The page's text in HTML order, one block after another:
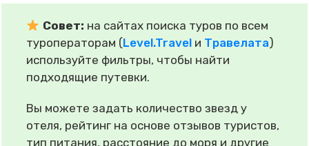
Совет: на сайтах поиска туров по всем
туроператорам (Level.Travel и Травелата)
используйте фильтры, чтобы найти
подходящие путевки.
Вы можете задать количество звезд у
отеля, рейтинг на основе отзывов туристов,
тип питания, расстояние до моря и другие